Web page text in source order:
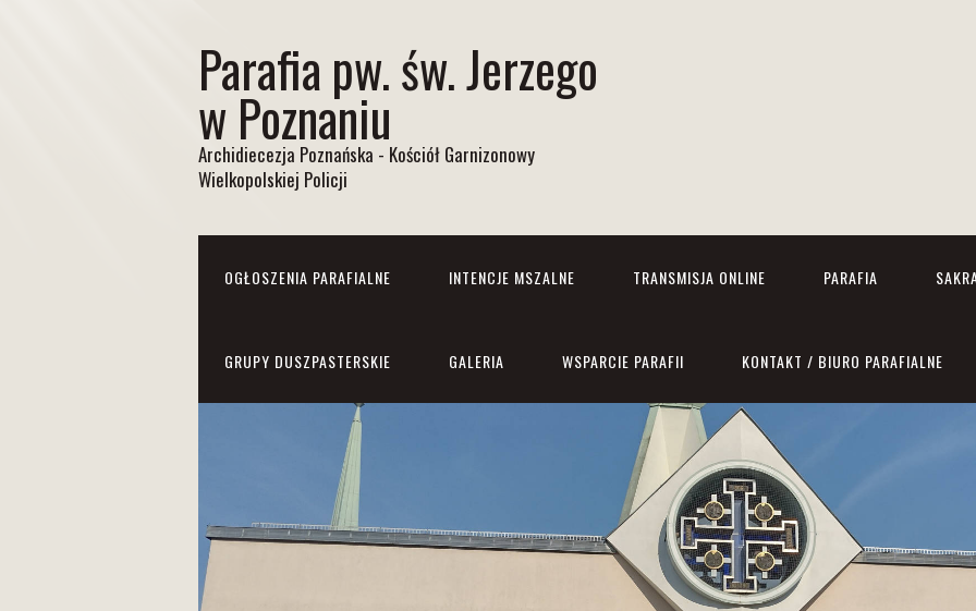
Parafia pw. św. Jerzego
w Poznaniu
Archidiecezja Poznańska - Kościół Garnizonowy
Wielkopolskiej Policji
OGŁOSZENIA PARAFIALNE INTENCJE MSZALNE TRANSMISJA ONLINE PARAFIA
GRUPY DUSZPASTERSKIE GALERIA WSPARCIE PARAFII KONTAKT / BIURO PARAFIALNE